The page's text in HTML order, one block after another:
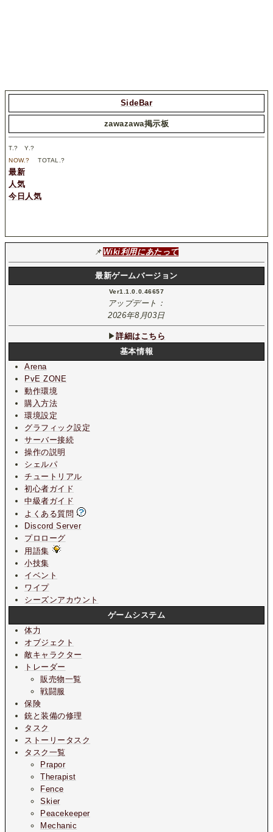
SideBar
zawazawa掲示板
T.? Y.?
NOW.? TOTAL.?
最新
人気
今日人気
📌 Wiki利用にあたって
最新ゲームバージョン
Ver1.1.0.0.46657
アップデート：
2026年8月03日
▶詳細はこちら
基本情報
Arena
PvE ZONE
動作環境
購入方法
環境設定
グラフィック設定
サーバー接続
操作の説明
シェルパ
チュートリアル
初心者ガイド
中級者ガイド
よくある質問
Discord Server
プロローグ
用語集
小技集
イベント
ワイプ
シーズンアカウント
ゲームシステム
体力
オブジェクト
敵キャラクター
トレーダー
販売物一覧
戦闘服
保険
銃と装備の修理
タスク
ストーリータスク
タスク一覧
Prapor
Therapist
Fence
Skier
Peacekeeper
Mechanic